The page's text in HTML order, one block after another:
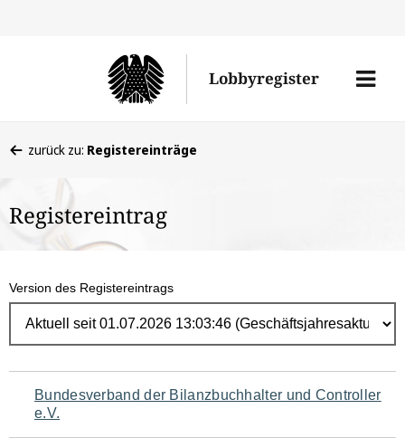
Lobbyregister
Menü
befinden
hier:
zurück zu: Registereinträge
Registereintrag
Version des Registereintrags
Navigation
für
Bundesverband der Bilanzbuchhalter und Controller
e.V.